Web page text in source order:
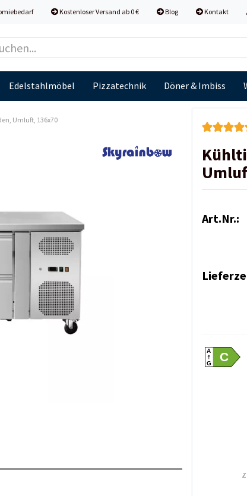
Kostenloser Versand ab 0 € Blog Kontakt
Edelstahlmöbel Pizzatechnik Döner & Imbiss
Umluft, 136x70
Art.Nr.:
A
GC